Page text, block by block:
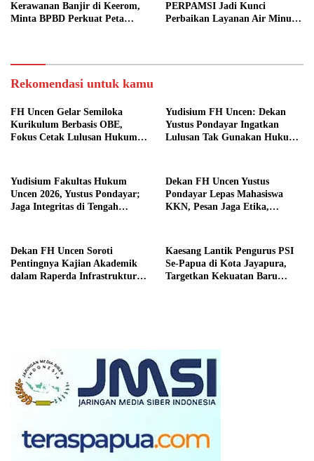
Kerawanan Banjir di Keerom,
Minta BPBD Perkuat Peta
PERPAMSI Jadi Kunci
Perbaikan Layanan Air Minum
Rekomendasi untuk kamu
FH Uncen Gelar Semiloka
Kurikulum Berbasis OBE,
Fokus Cetak Lulusan Hukum
Yudisium FH Uncen: Dekan
Yustus Pondayar Ingatkan
Lulusan Tak Gunakan Hukum
Yudisium Fakultas Hukum
Uncen 2026, Yustus Pondayar;
Jaga Integritas di Tengah
Dekan FH Uncen Yustus
Pondayar Lepas Mahasiswa
KKN, Pesan Jaga Etika,
Dekan FH Uncen Soroti
Pentingnya Kajian Akademik
dalam Raperda Infrastruktur
Kaesang Lantik Pengurus PSI
Se-Papua di Kota Jayapura,
Targetkan Kekuatan Baru